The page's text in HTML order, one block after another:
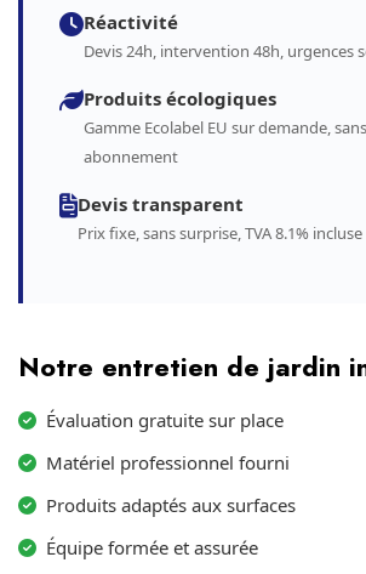
Réactivité
Devis 24h, intervention 48h, urgences
Produits écologiques
Gamme Ecolabel EU sur demande,
abonnement
Devis transparent
Prix fixe, sans surprise, TVA 8.1% incluse
Notre entretien de jardin
Évaluation gratuite sur place
Matériel professionnel fourni
Produits adaptés aux surfaces
Équipe formée et assurée